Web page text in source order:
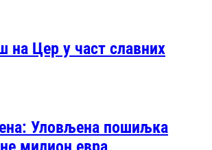
Цер у част славних
Уловљена пошиљка